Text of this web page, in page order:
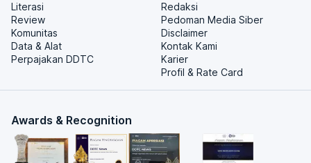
Literasi
Review
Komunitas
Data & Alat
Perpajakan DDTC
Redaksi
Pedoman Media Siber
Disclaimer
Kontak Kami
Karier
Profil & Rate Card
Awards & Recognition